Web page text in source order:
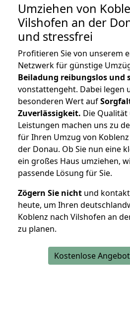
Umziehen von
Vilshofen an der
und stressfrei
Profitieren Sie von unserem
Netzwerk für günstige
Beiladung reibungslos und
vonstattengeht. Dabei legen
besonderen Wert auf
Zuverlässigkeit. Die
Leistungen machen uns zu
für Ihren Umzug von
der Donau. Ob Sie nun eine
ein großes Haus umziehen,
passende Lösung für Sie.
Zögern Sie nicht und
heute, um Ihren
Koblenz nach Vilshofen an
zu planen.
Kostenlose